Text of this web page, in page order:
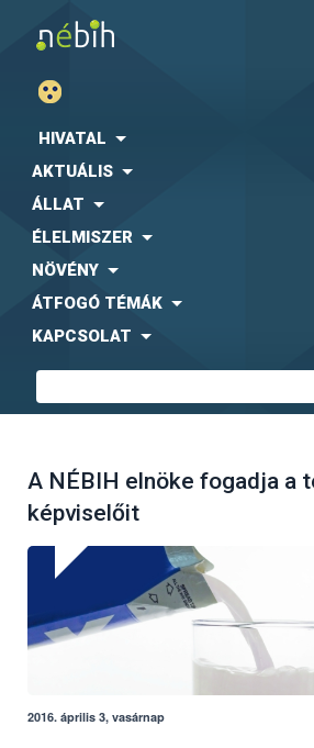
HIVATAL
AKTUÁLIS
ÁLLAT
ÉLELMISZER
NÖVÉNY
ÁTFOGÓ TÉMÁK
KAPCSOLAT
A NÉBIH elnöke fogadja a
képviselőit
2016. április 3, vasárnap